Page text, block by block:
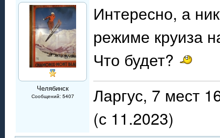
Челябинск
Сообщений: 5407
Интересно, а
режиме круиза
Что будет?
Ларгус, 7 мест
(с 11.2023)